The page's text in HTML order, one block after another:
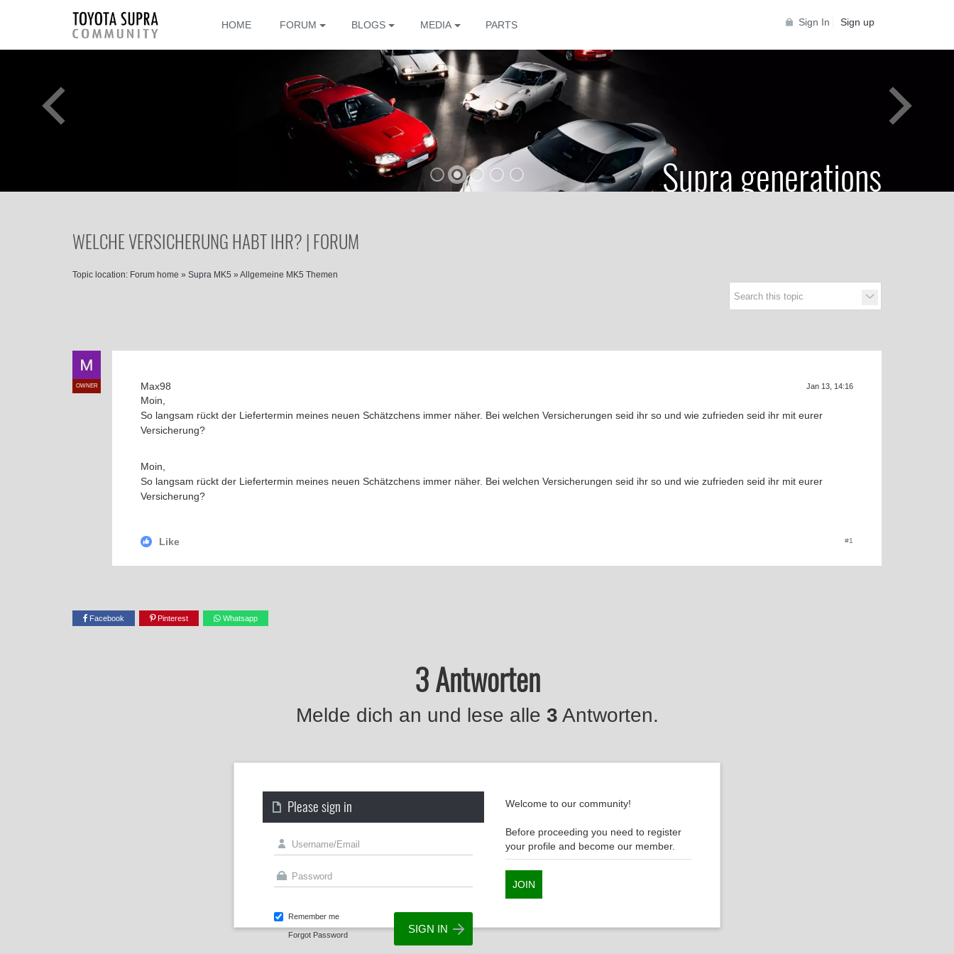
Sign In Sign up
HOME FORUM BLOGS MEDIA PARTS
Supra
f
Supra generations
WELCHE VERSICHERUNG HABT IHR? | FORUM
Topic location: Forum home » Supra MK5 » Allgemeine MK5 Themen
OWNER Max98 Jan 13, 14:16
Moin,
So langsam rückt der Liefertermin meines neuen Schätzchens immer näher. Bei welchen Versicherungen seid ihr so und wie zufrieden seid ihr mit eurer
Versicherung?
Moin,
So langsam rückt der Liefertermin meines neuen Schätzchens immer näher. Bei welchen Versicherungen seid ihr so und wie zufrieden seid ihr mit eurer
Versicherung?
Like #1
Facebook Pinterest Whatsapp
3 Antworten
Melde dich an und lese alle 3 Antworten.
Please sign in
Remember me
Forgot Password
Welcome to our community!
Before proceeding you need to register
your profile and become our member.
JOIN